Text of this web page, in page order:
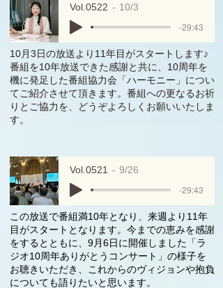
Vol.0522 10/3
-29:43
10月3日の放送より11年目がスタートします♪
番組を10年放送できた感謝と共に、10周年を
機に発足した番組協力会「ハーモニー」につい
てご紹介させて頂きます。番組への更なるお祈
りとご協力を、どうぞよろしくお願いいたしま
す。
Vol.0521 9/26
-29:43
この放送で番組満10年となり、来週より11年
目がスタートとなります。今までの恵みを感謝
をするとともに、9月6日に開催しました「ラ
ジオ10周年ありがとうコンサート」の様子を
お聴きいただき、これからのヴィジョンや抱負
についても語りたいと思います。